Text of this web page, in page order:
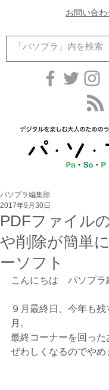
お問い合わ
PDFファイル
や削除が簡単
ーソフト
パソプラ編集部
2017年9月30日
こんにちは　パソプラ
９月最終日、今年も残
月。
最終コーナーを回っ
ぜわしくなるのでやめ